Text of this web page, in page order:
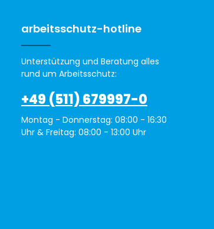
arbeitsschutz-hotline
Unterstützung und Beratung alles
rund um Arbeitsschutz:
+49 (511) 679997-0
Montag - Donnerstag: 08:00 - 16:30
Uhr & Freitag: 08:00 - 13:00 Uhr